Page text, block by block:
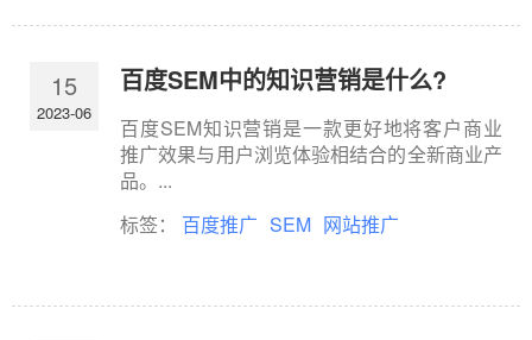
15
2023-06
百度SEM中的知识营销是什么?
百度SEM知识营销是一款更好地将客户商业
推广效果与用户浏览体验相结合的全新商业产
品。...
标签： 百度推广 SEM 网站推广